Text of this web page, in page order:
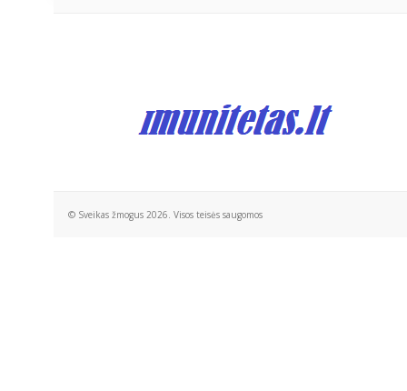
© Sveikas žmogus 2026. Visos teisės saugomos